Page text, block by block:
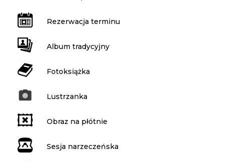
Rezerwacja terminu
Album tradycyjny
Fotoksiążka
Lustrzanka
Obraz na płótnie
Sesja narzeczeńska